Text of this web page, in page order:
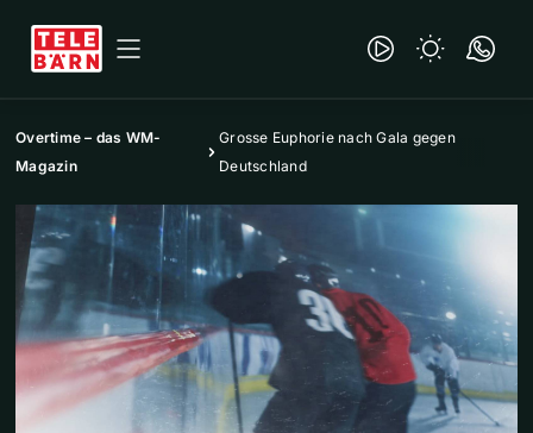
Overtime – das WM-
Magazin
Grosse Euphorie nach Gala gegen
Deutschland